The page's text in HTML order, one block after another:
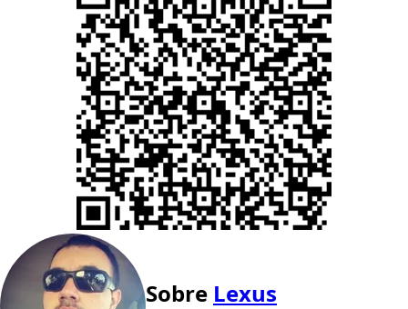
Sobre Lexus